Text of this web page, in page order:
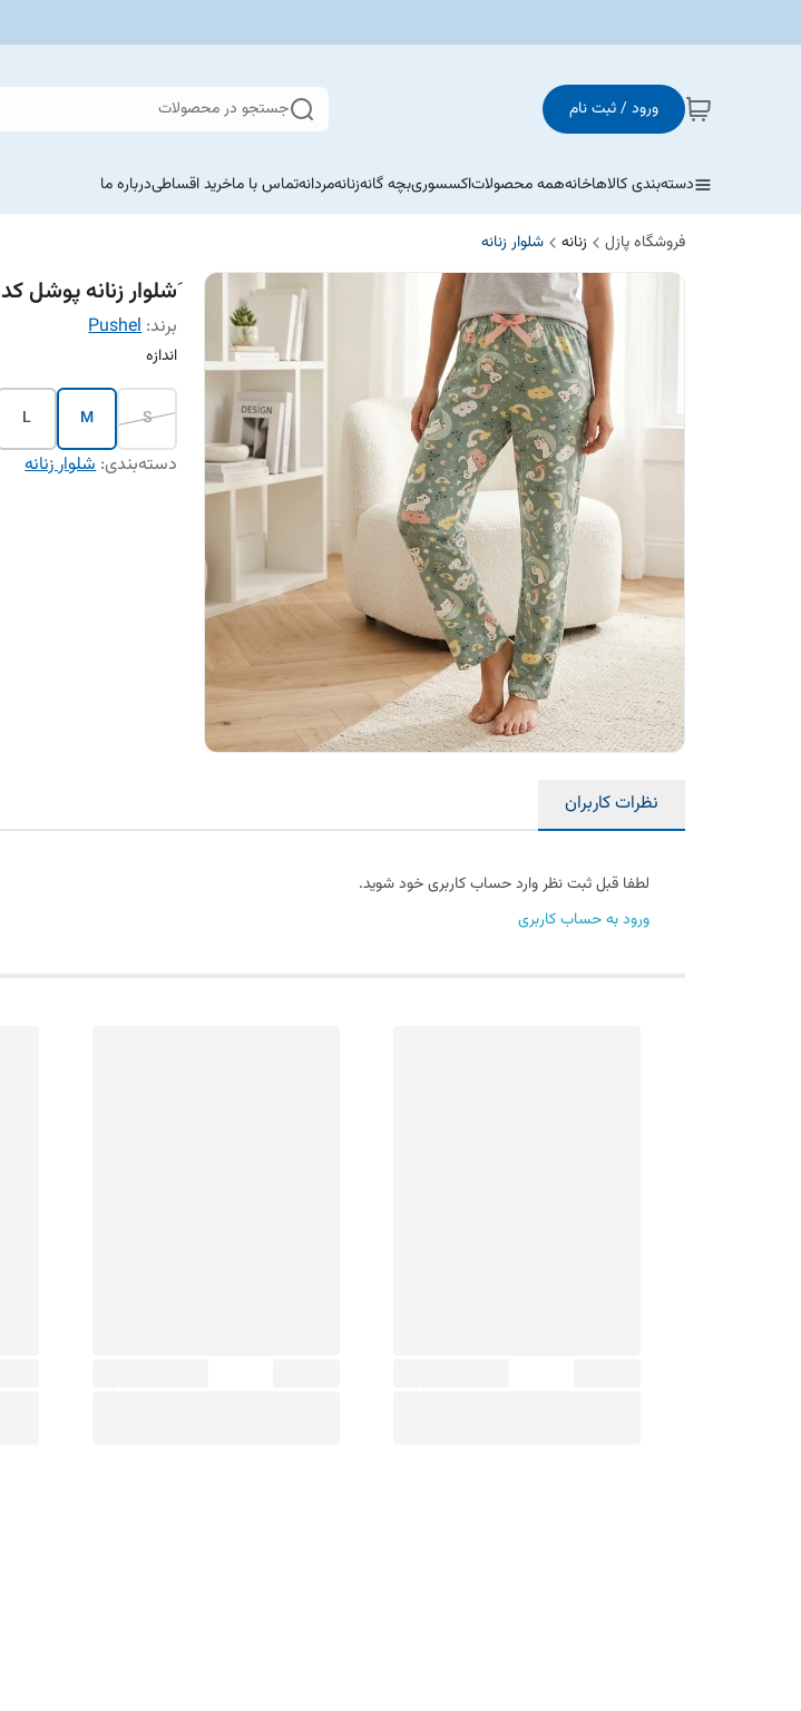
ورود / ثبت نام جستجو در محصولات
دسته‌بندی کالاهاخانههمه محصولاتاکسسوریبچه گانهزنانهمردانهتماس با ماخرید اقساطیدرباره ما
فروشگاه پازل زنانه شلوار زنانه
َشلوار زنانه پوشل کد GS
برند:Pushel
اندازه
S
M
L
دسته‌بندی:شلوار زنانه
نظرات کاربران
لطفا قبل ثبت نظر وارد حساب کاربری خود شوید.
ورود به حساب کاربری